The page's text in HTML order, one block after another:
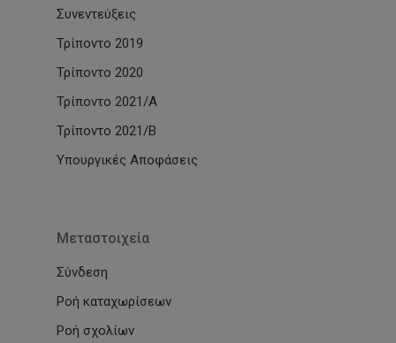
Συνεντεύξεις
Τρίποντο 2019
Τρίποντο 2020
Τρίποντο 2021/Α
Τρίποντο 2021/Β
Υπουργικές Αποφάσεις
Μεταστοιχεία
Σύνδεση
Ροή καταχωρίσεων
Ροή σχολίων